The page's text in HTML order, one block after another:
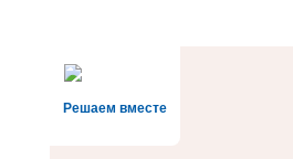
Решаем вместе